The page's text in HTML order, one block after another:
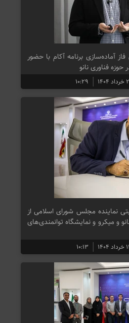
آماده‌سازی برنامه آکام با حضور
فناوری نانو
۱۰:۲۹
نماینده مجلس شورای اسلامی از
و میکرو و نمایشگاه توانمندی‌های
۱۰:۱۳